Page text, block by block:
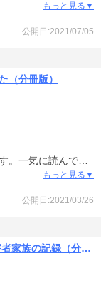
うのですが
者様と一緒なので
もっと見る▼
公開日:2021/07/05
（分冊版）
。一気に読んでし
思います。もっと見る▼
公開日:2021/03/26
家族がいなくなった日 ある犯罪被害者家族の記録（分冊版）